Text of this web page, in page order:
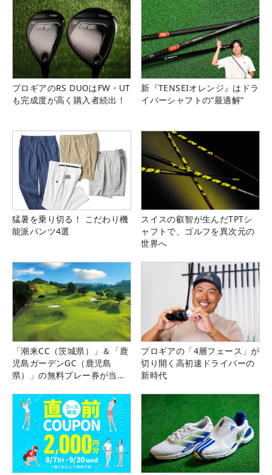
プロギアのRS DUOはFW・UT
も完成度が高く購入者続出！
新『TENSEIオレンジ』はドラ
イバーシャフトの“最適解”
猛暑を乗り切る！ こだわり機
能派パンツ4選
スイスの叡智が生んだTPTシ
ャフトで、ゴルフを異次元の
世界へ
「潮来CC（茨城県）」＆「鹿
児島ガーデンGC（鹿児島
県）」の無料プレー券が当た
プロギアの「4層フェース」が
切り開く高初速ドライバーの
新時代